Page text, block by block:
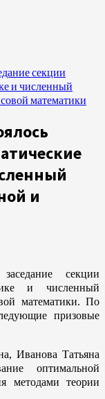
секции
и численный
математики
и
секции
и численный
математики. По
призовые
Иванова Татьяна
оптимальной
методами теории